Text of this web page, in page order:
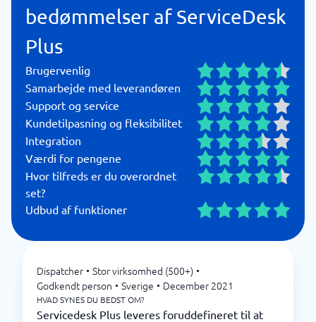
bedømmelser af ServiceDesk
Plus
Brugervenlig
Samarbejde med leverandøren
Support og service
Kundetilpasning og fleksibilitet
Integration
Værdi for pengene
Hvor tilfreds er du overordnet
set?
Udbud af funktioner
Dispatcher • Stor virksomhed (500+) •
Godkendt person • Sverige • December 2021
HVAD SYNES DU BEDST OM?
Servicedesk Plus leveres foruddefineret til at